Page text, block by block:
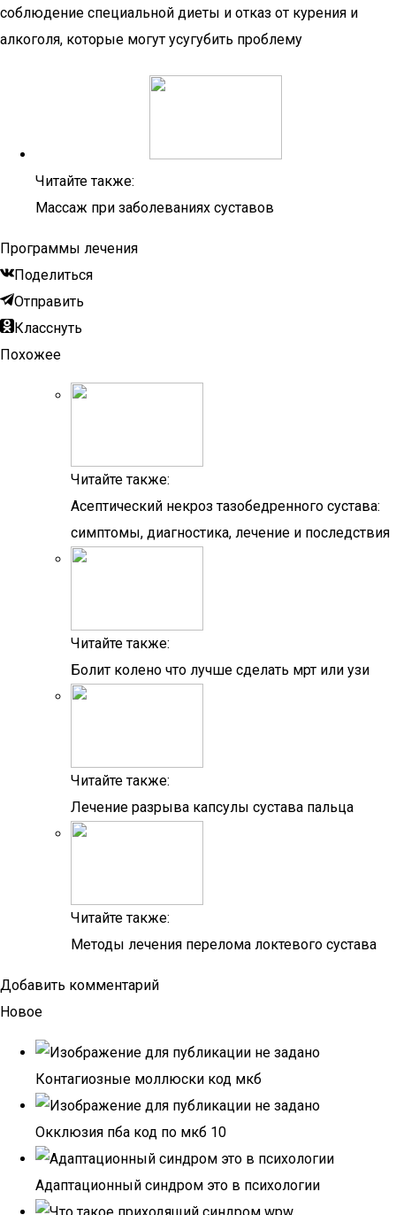
соблюдение специальной диеты и отказ от курения и
алкоголя, которые могут усугубить проблему
Читайте также:
Массаж при заболеваниях суставов
Программы лечения
Поделиться
Отправить
Класснуть
Похожее
Читайте также:
Асептический некроз тазобедренного сустава:
симптомы, диагностика, лечение и последствия
Читайте также:
Болит колено что лучше сделать мрт или узи
Читайте также:
Лечение разрыва капсулы сустава пальца
Читайте также:
Методы лечения перелома локтевого сустава
Добавить комментарий
Новое
Контагиозные моллюски код мкб
Окклюзия пба код по мкб 10
Адаптационный синдром это в психологии